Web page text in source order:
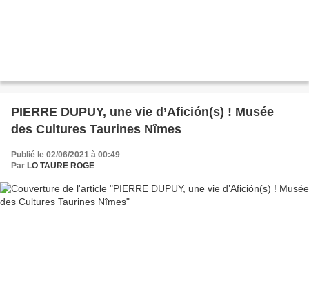
PIERRE DUPUY, une vie d’Afición(s) ! Musée
des Cultures Taurines Nîmes
Publié le 02/06/2021 à 00:49
Par LO TAURE ROGE